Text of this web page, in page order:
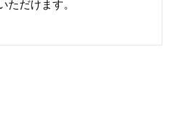
ただけます。